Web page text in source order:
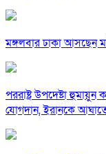
মঙ্গলবার ঢাকা আসছেন
পররাষ্ট্র উপদেষ্টা
যোগদান, ইরানকে